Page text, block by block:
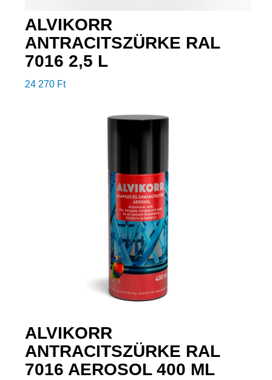
ALVIKORR
ANTRACITSZÜRKE RAL
7016 2,5 L
24 270 Ft
ALVIKORR
ANTRACITSZÜRKE RAL
7016 AEROSOL 400 ML